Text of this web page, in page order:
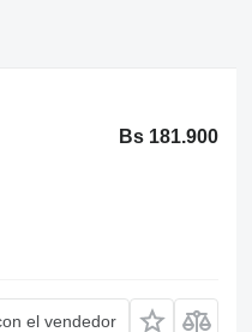
Bs 181.900
el vendedor